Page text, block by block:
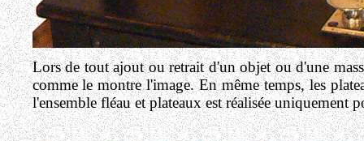
Lors de tout ajout ou retrait d'un objet ou d'une
comme le montre l'image. En même temps, les
l'ensemble fléau et plateaux est réalisée uniquement